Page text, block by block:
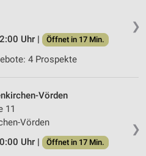
❯
Uhr |
Öffnet in 17 Min.
4 Prospekte
❯
Vörden
11
Vörden
Uhr |
Öffnet in 17 Min.